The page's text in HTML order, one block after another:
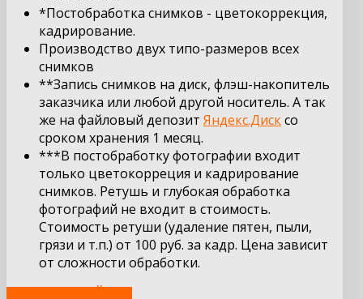
*Постобработка снимков - цветокоррекция,
кадрирование.
Производство двух типо-размеров всех
снимков
**Запись снимков на диск, флэш-накопитель
заказчика или любой другой носитель. А так
же на файловый депозит Яндекс.Дисксо
сроком хранения 1 месяц.
***В постобработку фотографии входит
только цветокорреция и кадрирование
снимков. Ретушь и глубокая обработка
фотографий не входит в стоимость.
Стоимость ретуши (удаление пятен, пыли,
грязи и т.п.) от 100 руб. за кадр. Цена зависит
от сложности обработки.